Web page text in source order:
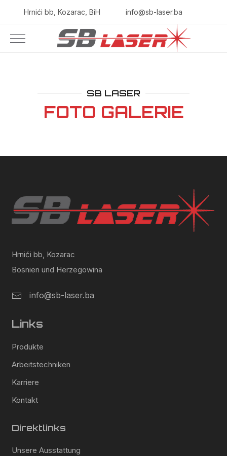
Hrnići bb, Kozarac, BiH info@sb-laser.ba
SB LASER
FOTO GALERIE
Hrnići bb, Kozarac
Bosnien und Herzegowina
info@sb-laser.ba
Links
Produkte
Arbeitstechniken
Karriere
Kontakt
Direktlinks
Unsere Ausstattung